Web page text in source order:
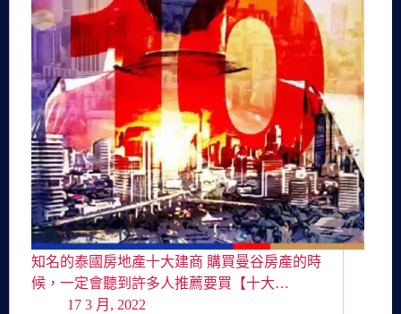
知名的泰國房地產十大建商 購買曼谷房產的時
候，一定會聽到許多人推薦要買【十大…
17 3 月, 2022